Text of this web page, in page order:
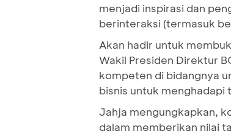
menjadi inspirasi dan
berinteraksi (termasuk
Akan hadir untuk
Wakil Presiden Direktur
kompeten di bidangnya
bisnis untuk menghadapi
Jahja mengungkapkan,
dalam memberikan nilai